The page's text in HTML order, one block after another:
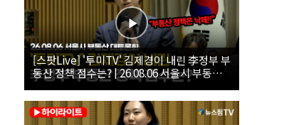
[스팟Live] '투미TV' 김제경이 내린 李정부 부
동산 정책 점수는? | 26.08.06 서울시 부동산
대토론회